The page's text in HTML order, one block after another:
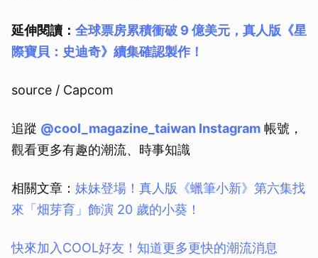
延伸閱讀： 全球票房累積衝破 9 億美元，真人版《星
際寶貝：史迪奇》續集確認製作！
source / Capcom
追蹤 @cool_magazine_taiwan Instagram 帳號，
觀看更多有趣的潮流、時事知識
相關文章： 妹妹登場！真人版《蠟筆小新》第六集找
來「畑芽育」飾演 20 歲的小葵！
快來加入COOL好友！知道更多更快的潮流消息